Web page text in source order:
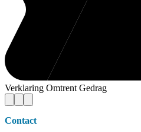
Verklaring Omtrent Gedrag
Contact